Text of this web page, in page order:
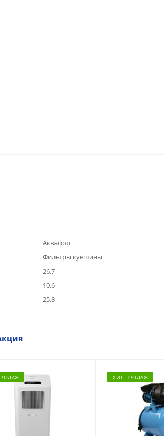
Аквафор
Фильтры кувшины
26.7
10.6
25.8
ХИТ ПРОДАЖ